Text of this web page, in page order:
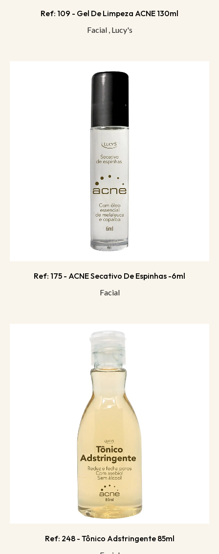
Ref: 109 - Gel De Limpeza ACNE 130ml
Facial , Lucy's
Ref: 175 - ACNE Secativo De Espinhas -6ml
Facial
Ref: 248 - Tônico Adstringente 85ml